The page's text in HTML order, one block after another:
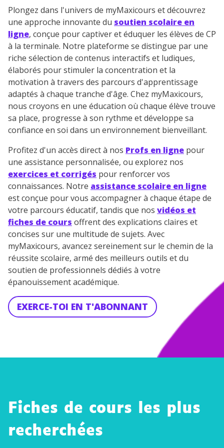
Plongez dans l'univers de myMaxicours et découvrez
une approche innovante du soutien scolaire en
ligne, conçue pour captiver et éduquer les élèves de CP
à la terminale. Notre plateforme se distingue par une
riche sélection de contenus interactifs et ludiques,
élaborés pour stimuler la concentration et la
motivation à travers des parcours d'apprentissage
adaptés à chaque tranche d'âge. Chez myMaxicours,
nous croyons en une éducation où chaque élève trouve
sa place, progresse à son rythme et développe sa
confiance en soi dans un environnement bienveillant.
Profitez d'un accès direct à nos Profs en ligne pour
une assistance personnalisée, ou explorez nos
exercices et corrigés pour renforcer vos
connaissances. Notre assistance scolaire en ligne
est conçue pour vous accompagner à chaque étape de
votre parcours éducatif, tandis que nos vidéos et
fiches de cours offrent des explications claires et
concises sur une multitude de sujets. Avec
myMaxicours, avancez sereinement sur le chemin de la
réussite scolaire, armé des meilleurs outils et du
soutien de professionnels dédiés à votre
épanouissement académique.
EXERCE-TOI EN T'ABONNANT
Fiches de cours les plus
recherchées